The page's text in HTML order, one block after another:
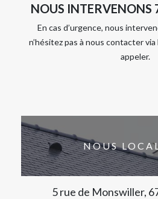
NOUS
En cas d’urgence, nous
n’hésitez pas à nous contacter
appeler.
NOUS
5 rue de Monswiller,